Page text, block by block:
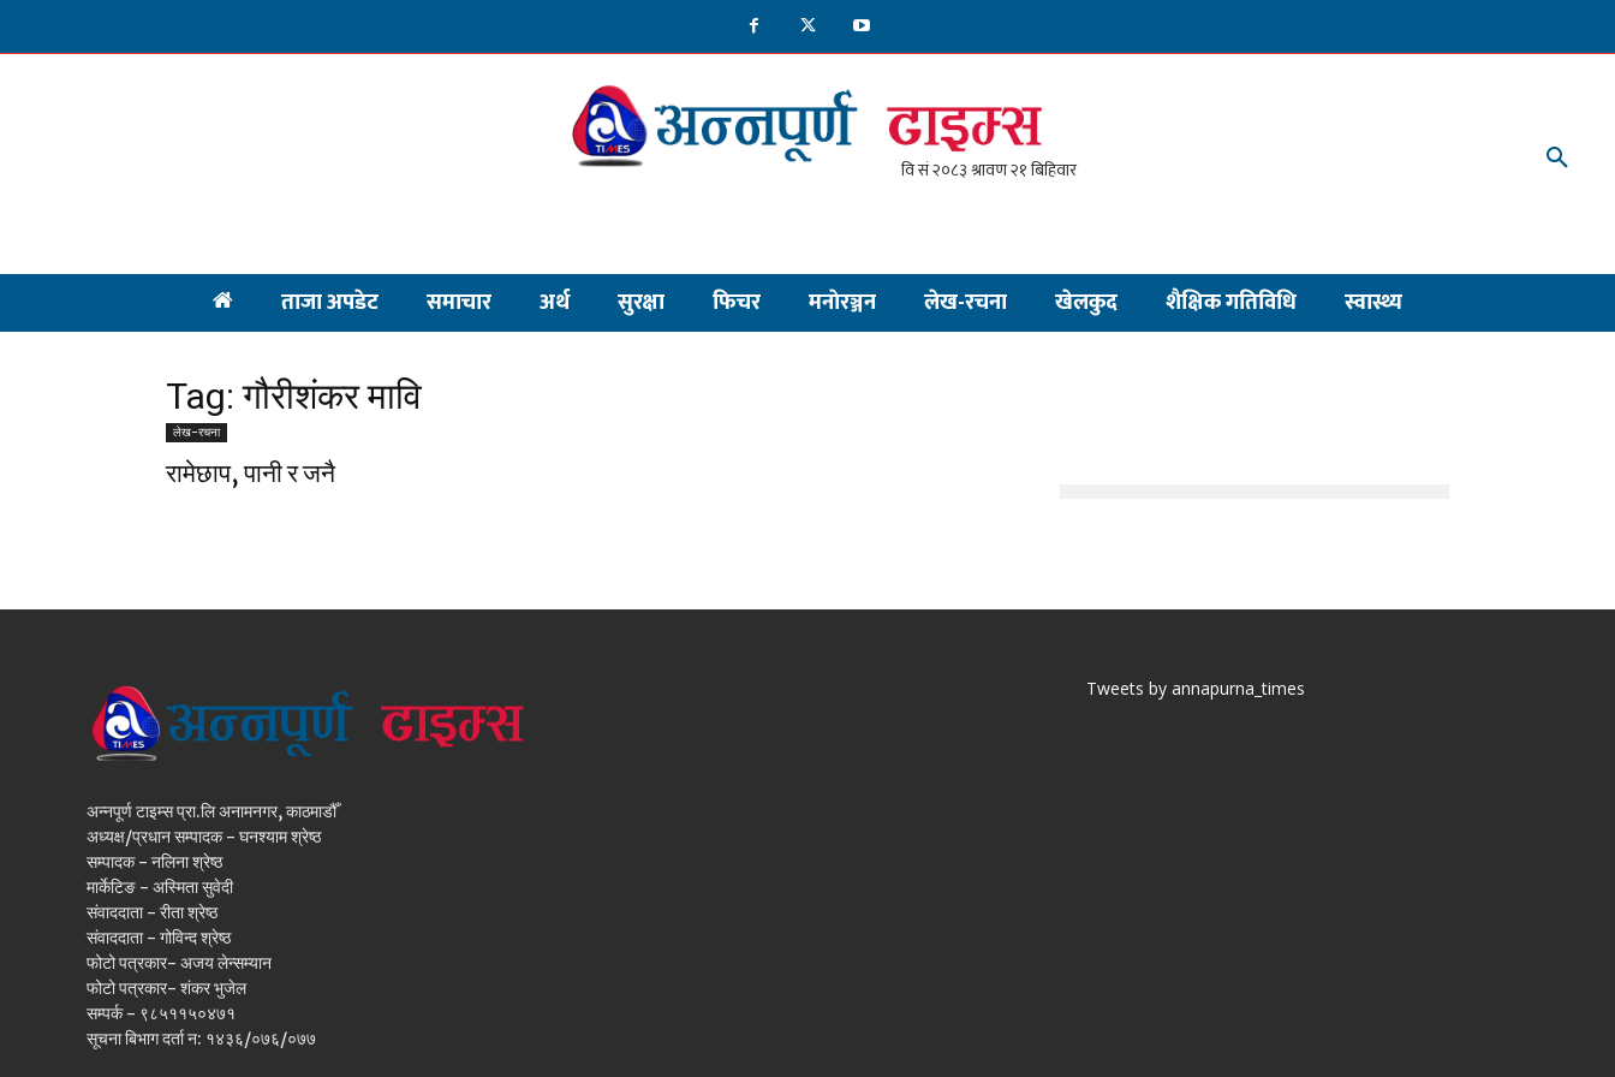
ताजा अपडेट समाचार अर्थ सुरक्षा फिचर मनाेरञ्जन लेख-रचना खेलकुद शैक्षिक गतिविधि स्वास्थ्य
Tag: गौरीशंकर मावि
लेख-रचना
रामेछाप, पानी र जनै
अन्नपूर्ण टाइम्स प्रा.लि अनामनगर, काठमाडौँ
अध्यक्ष/प्रधान सम्पादक - घनश्याम श्रेष्ठ
सम्पादक - नलिना श्रेष्ठ
मार्केटिङ - अस्मिता सुवेदी
संवाददाता - रीता श्रेष्ठ
संवाददाता - गोविन्द श्रेष्ठ
फोटो पत्रकार- अजय लेन्सम्यान
फोटो पत्रकार- शंकर भुजेल
सम्पर्क - ९८५११५०४७१
सूचना बिभाग दर्ता न: १४३६/०७६/०७७
Tweets by annapurna_times